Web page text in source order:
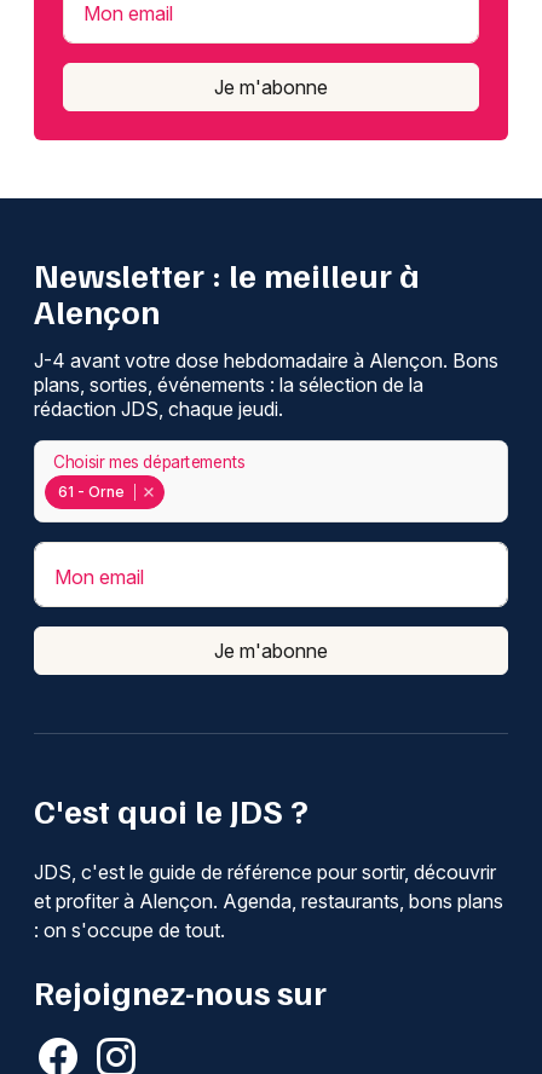
Mon email
Je m'abonne
C'est quoi le JDS ?
JDS, c'est le guide de référence pour sortir, découvrir
et profiter à Alençon. Agenda, restaurants, bons plans
: on s'occupe de tout.
Rejoignez-nous sur
Newsletter : le meilleur à
Alençon
J-4 avant votre dose hebdomadaire à Alençon. Bons
plans, sorties, événements : la sélection de la
rédaction JDS, chaque jeudi.
61 - Orne
Choisir mes départements
Mon email
Je m'abonne